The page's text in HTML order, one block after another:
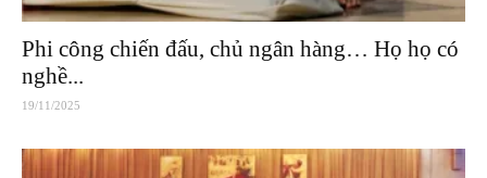
Phi công chiến đấu, chủ ngân hàng… Họ họ có
nghề...
19/11/2025